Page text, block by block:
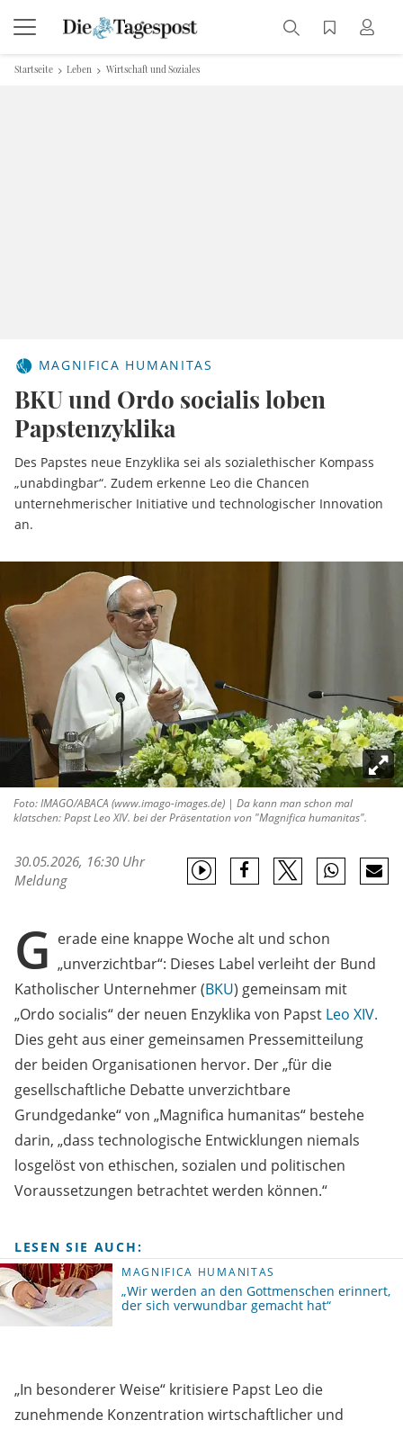
Startseite Leben Wirtschaft und Soziales
MAGNIFICA HUMANITAS
BKU und Ordo socialis loben
Papstenzyklika
Des Papstes neue Enzyklika sei als sozialethischer Kompass
„unabdingbar“. Zudem erkenne Leo die Chancen
unternehmerischer Initiative und technologischer Innovation
an.
Foto: IMAGO/ABACA (www.imago-images.de) | Da kann man schon mal
klatschen: Papst Leo XIV. bei der Präsentation von "Magnifica humanitas".
30.05.2026, 16:30 Uhr
Meldung
G erade eine knappe Woche alt und schon
„unverzichtbar“: Dieses Label verleiht der Bund
Katholischer Unternehmer (BKU) gemeinsam mit
„Ordo socialis“ der neuen Enzyklika von Papst Leo XIV.
Dies geht aus einer gemeinsamen Pressemitteilung
der beiden Organisationen hervor. Der „für die
gesellschaftliche Debatte unverzichtbare
Grundgedanke“ von „Magnifica humanitas“ bestehe
darin, „dass technologische Entwicklungen niemals
losgelöst von ethischen, sozialen und politischen
Voraussetzungen betrachtet werden können.“
LESEN SIE AUCH:
MAGNIFICA HUMANITAS
„Wir werden an den Gottmenschen erinnert,
der sich verwundbar gemacht hat“
„In besonderer Weise“ kritisiere Papst Leo die
zunehmende Konzentration wirtschaftlicher und